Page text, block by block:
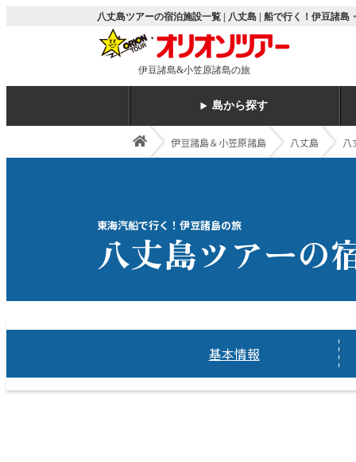
八丈島ツアーの宿泊施設一覧 | 八丈島 | 船で行く！伊豆諸
伊豆諸島&小笠原諸島の旅
島から探す
伊豆諸島＆小笠原諸島 八丈島 八
東海汽船で行く！伊豆諸島の旅
八丈島ツアーの
基本情報